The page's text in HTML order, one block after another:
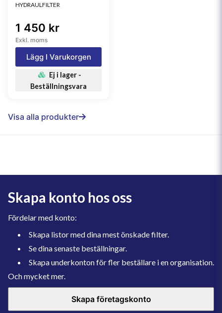
HYDRAULFILTER
1 450 kr
Exkl. moms
Lägg I Varukorgen
Ej i lager -
Beställningsvara
Visa alla produkter
Skapa konto hos oss
Fördelar med konto:
Skapa listor med dina mest önskade filter.
Se dina senaste beställningar.
Skapa underkonton för fler beställare i en organisation.
Och mycket mer.
Skapa företagskonto